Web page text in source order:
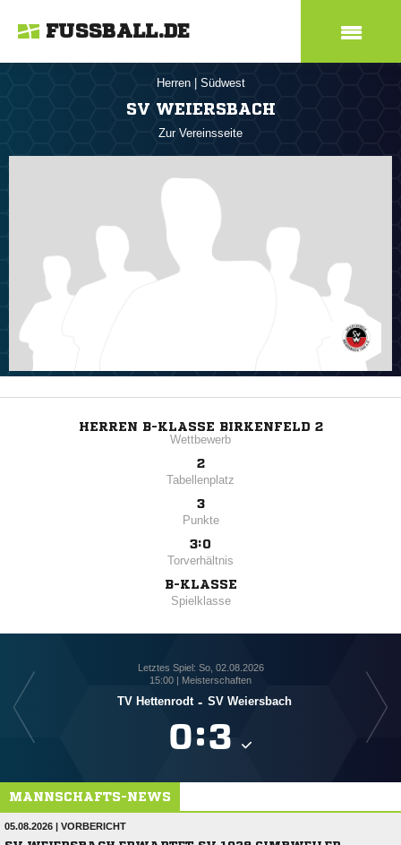
FUSSBALL.DE
Herren Südwest
SV WEIERSBACH
Zur Vereinsseite
HERREN B-KLASSE BIRKENFELD 2
Wettbewerb
2
Tabellenplatz
3
Punkte
3:0
Torverhältnis
B-KLASSE
Spielklasse
Letztes Spiel: So, 02.08.2026
15:00 | Meisterschaften
TV Hettenrodt - SV Weiersbach
:
MANNSCHAFTS-NEWS
05.08.2026 | VORBERICHT